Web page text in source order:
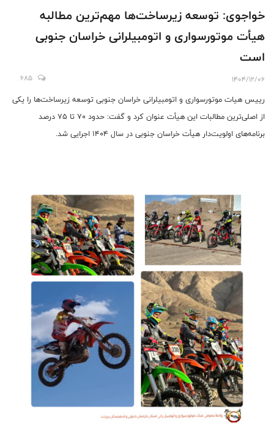
خواجوی: توسعه زیرساخت‌ها مهم‌ترین مطالبه
هیأت موتورسواری و اتومبیلرانی خراسان جنوبی
است
1404/12/06
685
رییس هیات موتورسواری و اتومبیلرانی خراسان جنوبی توسعه زیرساخت‌ها را یکی
از اصلی‌ترین مطالبات این هیأت عنوان کرد و گفت: حدود ۷۰ تا ۷۵ درصد
برنامه‌های اولویت‌دار هیأت خراسان جنوبی در سال ۱۴۰۴ اجرایی شد.